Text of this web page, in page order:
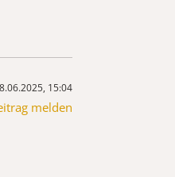
15:04
melden